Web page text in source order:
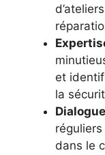
et
la
dans le